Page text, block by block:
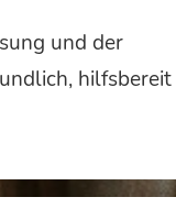
und der
hilfsbereit